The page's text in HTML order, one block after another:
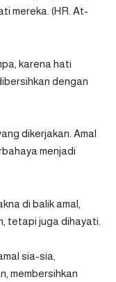
mereka. (HR. At-
karena hati
dengan
dikerjakan. Amal
menjadi
di balik amal,
tetapi juga dihayati.
sia-sia,
membersihkan